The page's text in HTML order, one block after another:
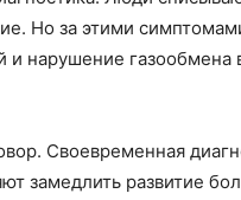
Но за этими
и нарушение газообмена
Своевременная
замедлить развитие